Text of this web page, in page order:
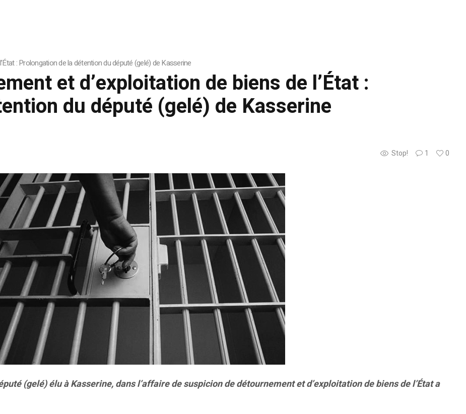
: Prolongation de la détention du député (gelé) de Kasserine
et d’exploitation de biens de l’État :
du député (gelé) de Kasserine
Stop! 1 0
(gelé) élu à Kasserine, dans l’affaire de suspicion de détournement et d’exploitation de biens de l’État a